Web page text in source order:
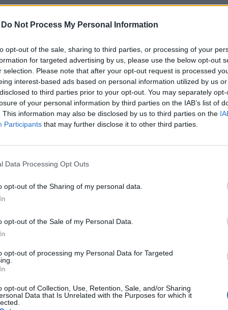
Do Not Process My Personal Information
opt-out of the sale, sharing to third parties, or processing of your
for targeted advertising by us, please use the below opt-out
selection. Please note that after your opt-out request is processed
interest-based ads based on personal information utilized by us
to third parties prior to your opt-out. You may separately
of your personal information by third parties on the IAB’s list of
This information may also be disclosed by us to third parties on the
Participants that may further disclose it to other third parties.
Data Processing Opt Outs
opt-out of the Sharing of my personal data.
opt-out of the Sale of my Personal Data.
opt-out of processing my Personal Data for Targeted
opt-out of Collection, Use, Retention, Sale, and/or Sharing
Data that Is Unrelated with the Purposes for which it
helyzetben kezdik a 2019-es évet Közép- és Kelet-
kell azzal is, hogy a külső környezet az idén
áll a Moody's Investors Service csütörtökön
Elemzésük szerint a régió
és Szlovákia érezné meg a leginkább, ha
visszavetné az európai növekedést.
a cég által vizsgált nyolc keleti EU-tagállam, köztük
előrejelzése szerint a leglassabban, 2,5 százalékkal a
Szlovákia hazai összterméke (GDP) bővül 2019-
portfolio.hu hírarchívumához tartozik, melynek olvasása
tartalmazza:
elmúlt 2 év napon belüli